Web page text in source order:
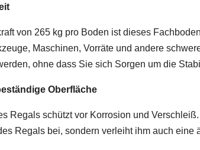
von 265 kg pro Boden ist dieses
Maschinen, Vorräte und andere
ohne dass Sie sich Sorgen um die
Oberfläche
Regals schützt vor Korrosion und
Regals bei, sondern verleiht ihm auch eine